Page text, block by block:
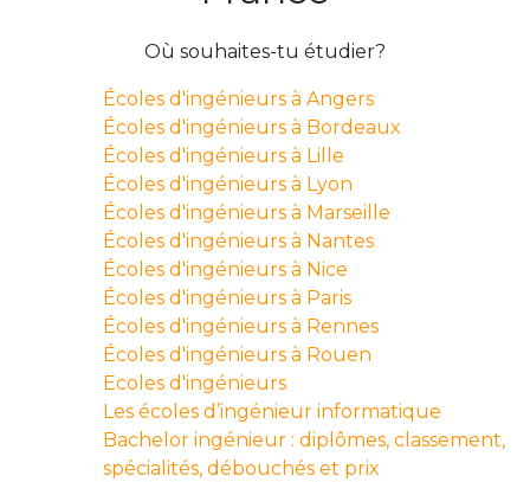
Où souhaites-tu étudier?
Écoles d'ingénieurs à Angers
Écoles d'ingénieurs à Bordeaux
Écoles d'ingénieurs à Lille
Écoles d'ingénieurs à Lyon
Écoles d'ingénieurs à Marseille
Écoles d'ingénieurs à Nantes
Écoles d'ingénieurs à Nice
Écoles d'ingénieurs à Paris
Écoles d'ingénieurs à Rennes
Écoles d'ingénieurs à Rouen
Ecoles d'ingénieurs
Les écoles d’ingénieur informatique
Bachelor ingénieur : diplômes, classement,
spécialités, débouchés et prix